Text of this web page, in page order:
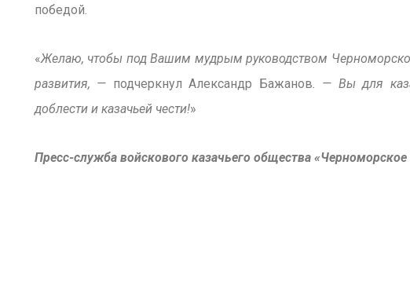
победой.
«Желаю, чтобы под Вашим мудрым руководством
развития, — подчеркнул Александр Бажанов . — Вы для
доблести и казачьей чести!»
Пресс-служба войскового казачьего общества «Черноморское